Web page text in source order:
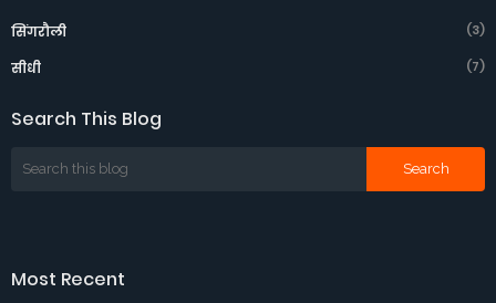
सिंगरौली (3)
सीधी (7)
Search This Blog
Most Recent